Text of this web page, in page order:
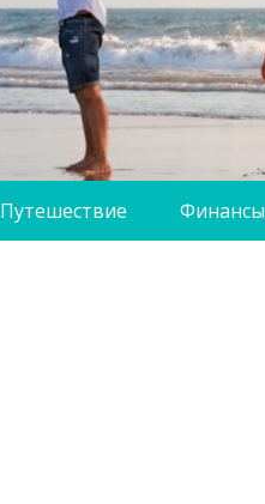
Путешествие Финансы